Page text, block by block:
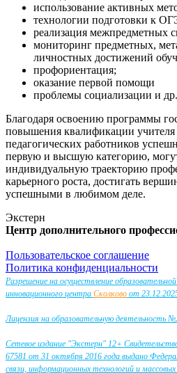
использование активных
технологии подготовки к
реализация межпредметных
мониторинг предметных,
личностных достижений
профориентация;
оказание первой помощи
проблемы социализации и др.
Благодаря освоению программы
повышения квалификации учителя
педагогических работников
первую и высшую категорию,
индивидуальную траекторию
карьерного роста, достигать
успешными в любимом деле.
Экстерн
Центр дополнительного
Пользовательское соглашение
Политика конфиденциальности
Разрешение на осуществление
инновационного центра Сколково от
Лицензия на образовательную деятельность
Сетевое издание "Экстерн" 12+
67581 от 31 октября 2016 года выдано
связи, информационных технологий и